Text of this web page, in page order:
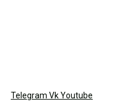
Telegram VkYoutube